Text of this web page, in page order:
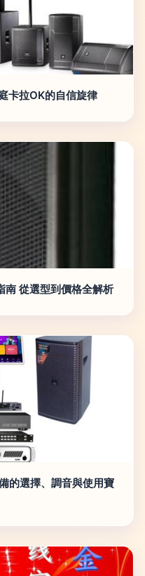
卡拉OK的自信旋律
南 從選型到價格全解析
的選擇、調音與使用寶